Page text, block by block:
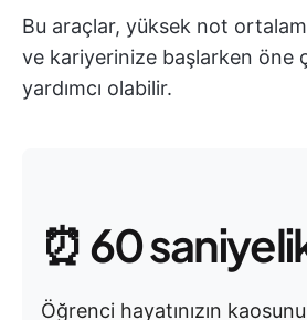
Bu araçlar, yüksek not
ve kariyerinize başlarken öne
yardımcı olabilir.
⏰ 60
Öğrenci hayatınızın